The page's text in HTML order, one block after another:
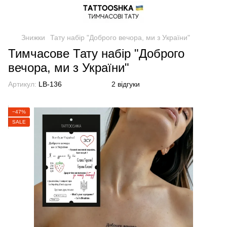
Знижки Тату набір "Доброго вечора, ми з України"
Тимчасове Тату набір "Доброго
вечора, ми з України"
Артикул: LB-136 2 відгуки
−47%
SALE